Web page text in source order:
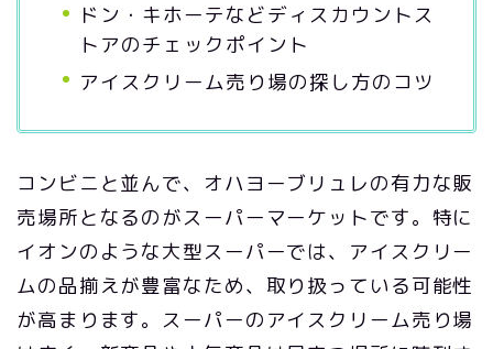
ドン・キホーテなどディスカウントス
トアのチェックポイント
アイスクリーム売り場の探し方のコツ
コンビニと並んで、オハヨーブリュレの有力な販
売場所となるのがスーパーマーケットです。特に
イオンのような大型スーパーでは、アイスクリー
ムの品揃えが豊富なため、取り扱っている可能性
が高まります。スーパーのアイスクリーム売り場